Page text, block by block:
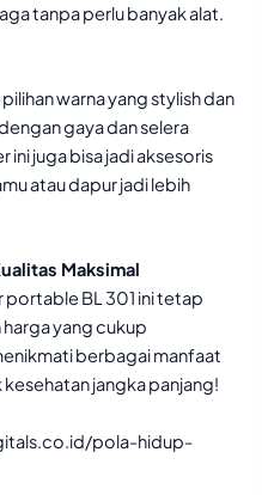
tanpa perlu banyak alat.
warna yang stylish dan
gaya dan selera
ini juga bisa jadi aksesoris
atau dapur jadi lebih
Maksimal
BL 301 ini tetap
yang cukup
berbagai manfaat
kesehatan jangka panjang!
pola-hidup-